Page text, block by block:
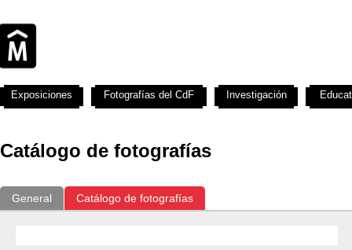
Catálogo de fotografías
General Catálogo de fotografías
Exposiciones Fotografías del CdF Investigación